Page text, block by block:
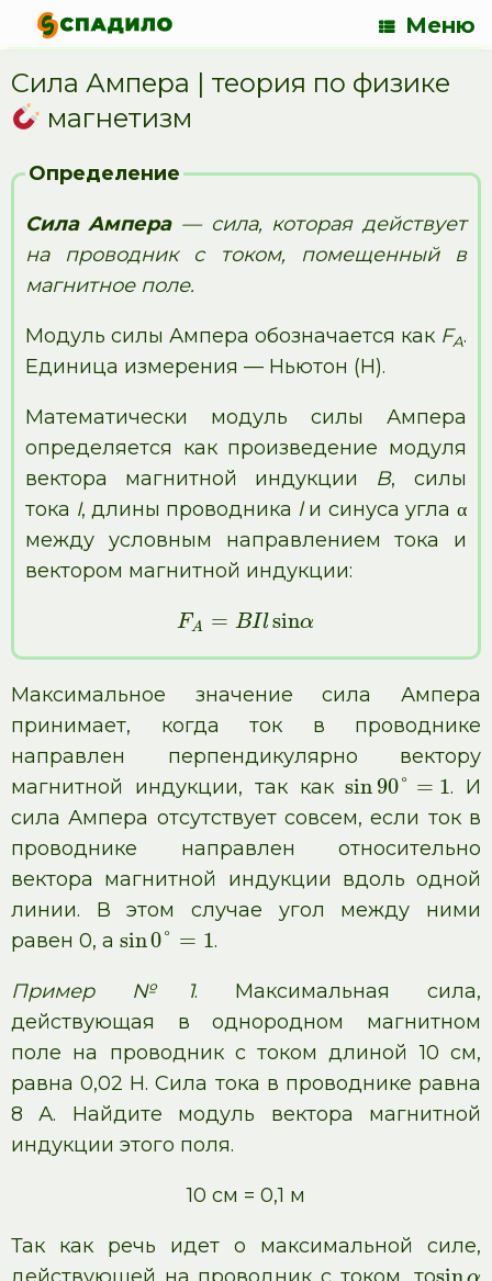
Меню
Сила Ампера | теория по физике
магнетизм
Определение
Сила Ампера— сила, которая действует
на проводник с током, помещенный в
магнитное поле.
Модуль силы Ампера обозначается как FA.
Единица измерения — Ньютон (Н).
Математически модуль силы Ампера
определяется как произведение модуля
вектора магнитной индукции B, силы
тока I, длины проводника lи синуса угла α
между условным направлением тока и
вектором магнитной индукции:
FA = BIlsinα
Максимальное значение сила Ампера
принимает, когда ток в проводнике
направлен перпендикулярно вектору
магнитной индукции, так какsin90° = 1. И
сила Ампера отсутствует совсем, если ток в
проводнике направлен относительно
вектора магнитной индукции вдоль одной
линии. В этом случае угол между ними
равен 0, а sin0° = 1.
Пример №1. Максимальная сила,
действующая в однородном магнитном
поле на проводник с током длиной 10 см,
равна 0,02 Н. Сила тока в проводнике равна
8 А. Найдите модуль вектора магнитной
индукции этого поля.
10 см = 0,1 м
Так как речь идет о максимальной силе,